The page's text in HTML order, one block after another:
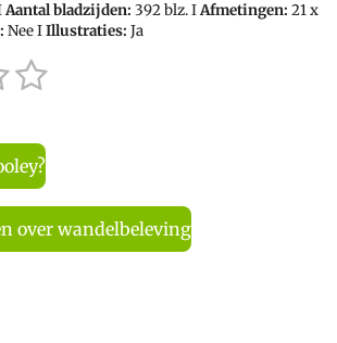
Aantal bladzijden: 392 blz. IAfmetingen: 21 x
Nee IIllustraties: Ja
5
t
e
r
r
S
over wandelbeleving